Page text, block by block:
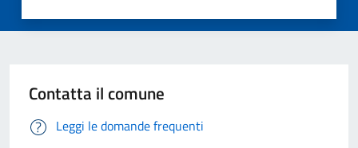
Contatta il comune
Leggi le domande frequenti